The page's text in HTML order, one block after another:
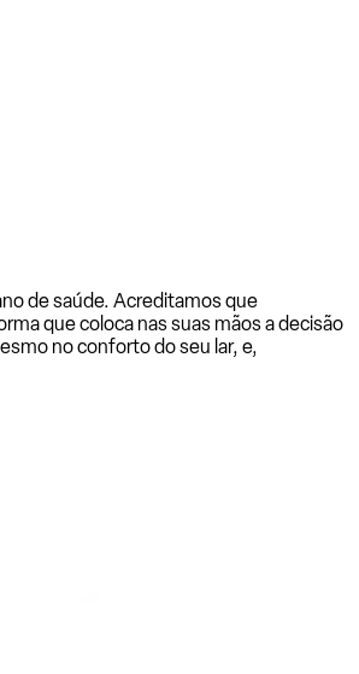
de saúde. Acreditamos que
que coloca nas suas mãos a decisão
no conforto do seu lar, e,